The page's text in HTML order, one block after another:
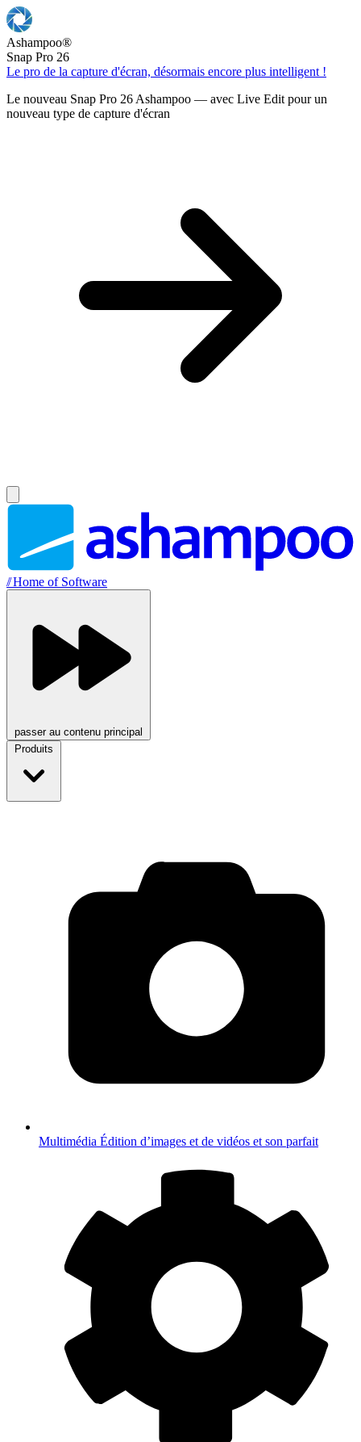
Ashampoo®
Snap Pro 26
Le pro de la capture d'écran, désormais encore plus intelligent !
Le nouveau Snap Pro 26 Ashampoo — avec Live Edit pour un
nouveau type de capture d'écran
//Home of Software
passer au contenu principal
Produits
Multimédia Édition d’images et de vidéos et son parfait